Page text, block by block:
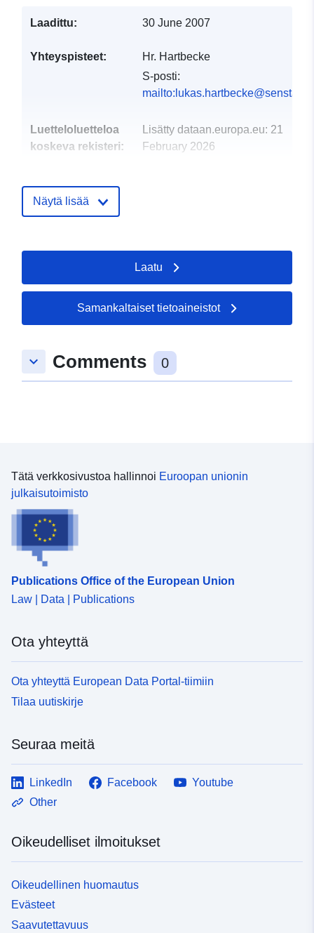
Laadittu: 30 June 2007
Yhteyspisteet:
Hr. Hartbecke
S-posti:
Luetteloluetteloa
koskeva rekisteri:
Lisätty dataan.europa.eu: 21
February 2026
Alueellinen:
52.6954 ], [ 13.8109,
52.3005 ], [ 12.9709,
52.3005 ], [ 12.9709,
52.6954 ] ]
Tyyppi: Polygon
Spatiaalinen
resurssi:
uriRef:
Näytä lisää
Laatu
Samankaltaiset tietoaineistot
keyboard_arrow_down Comments 0
Tätä verkkosivustoa hallinnoi Euroopan unionin
julkaisutoimisto
Publications Office of the European Union
Law | Data | Publications
Ota yhteyttä
Ota yhteyttä European Data Portal-tiimiin
Tilaa uutiskirje
Seuraa meitä
LinkedIn Facebook
Youtube
Other
Oikeudelliset ilmoitukset
Oikeudellinen huomautus
Evästeet
Saavutettavuus